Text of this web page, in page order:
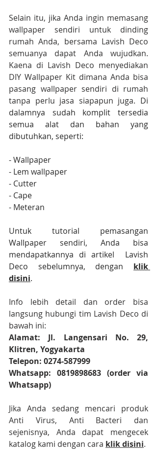
Selain itu, jika Anda ingin memasang
wallpaper sendiri untuk dinding
rumah Anda, bersama Lavish Deco
semuanya dapat Anda wujudkan.
Kaena di Lavish Deco menyediakan
DIY Wallpaper Kit dimana Anda bisa
pasang wallpaper sendiri di rumah
tanpa perlu jasa siapapun juga. Di
dalamnya sudah komplit tersedia
semua alat dan bahan yang
dibutuhkan, seperti:
- Wallpaper
- Lem wallpaper
- Cutter
- Cape
- Meteran
Untuk tutorial pemasangan
Wallpaper sendiri, Anda bisa
mendapatkannya di artikel  Lavish
Deco sebelumnya, dengan klik
disini.
Info lebih detail dan order bisa
langsung hubungi tim Lavish Deco di
bawah ini:
Alamat: Jl. Langensari No. 29,
Klitren, Yogyakarta
Telepon: 0274-587999
Whatsapp: 0819898683 (order via
Whatsapp)
Jika Anda sedang mencari produk
Anti Virus, Anti Bacteri dan
sejenisnya, Anda dapat mengecek
katalog kami dengan cara klik disini.